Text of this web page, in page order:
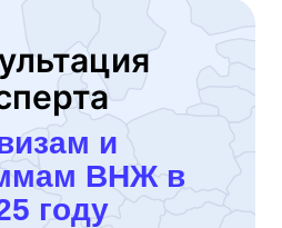
и
ВНЖ в
году